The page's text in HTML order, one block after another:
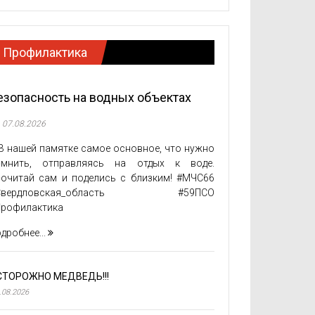
Профилактика
на водных объектах
07.08.2026
нашей памятке самое основное, что нужно
отправляясь на отдых к воде.
сам и поделись с близким! #МЧС66
#59ПСО
МЕДВЕДЬ!!!